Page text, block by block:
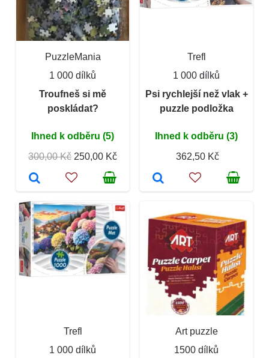
PuzzleMania
1 000 dílků
Troufneš si mě
poskládat?
Ihned k odběru (5)
300,00 Kč 250,00 Kč
Trefl
1 000 dílků
Psi rychlejší než vlak +
puzzle podložka
Ihned k odběru (3)
362,50 Kč
Trefl
1 000 dílků
Art puzzle
1500 dílků